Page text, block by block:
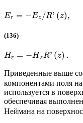
Er = −Ez /R' (z),
(13б)
Hr = −HzR' (z) .
Приведенные выше
компонентами поля
используется в
обеспечивая
Неймана на